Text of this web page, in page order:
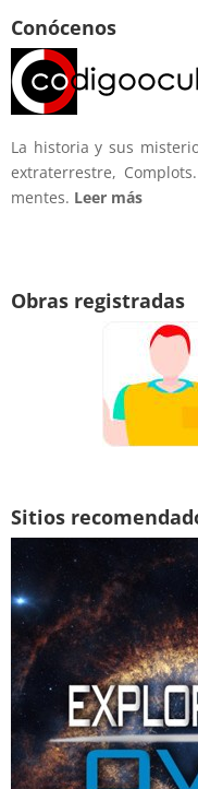
Conócenos
La historia y sus
extraterrestre,
mentes. Leer más
Obras registradas
Sitios